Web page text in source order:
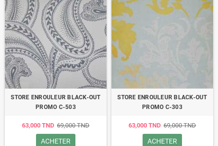
STORE ENROULEUR BLACK-OUT
PROMO C-503
63,000 TND 69,000 TND
ACHETER
STORE ENROULEUR BLACK-OUT
PROMO C-303
63,000 TND 69,000 TND
ACHETER